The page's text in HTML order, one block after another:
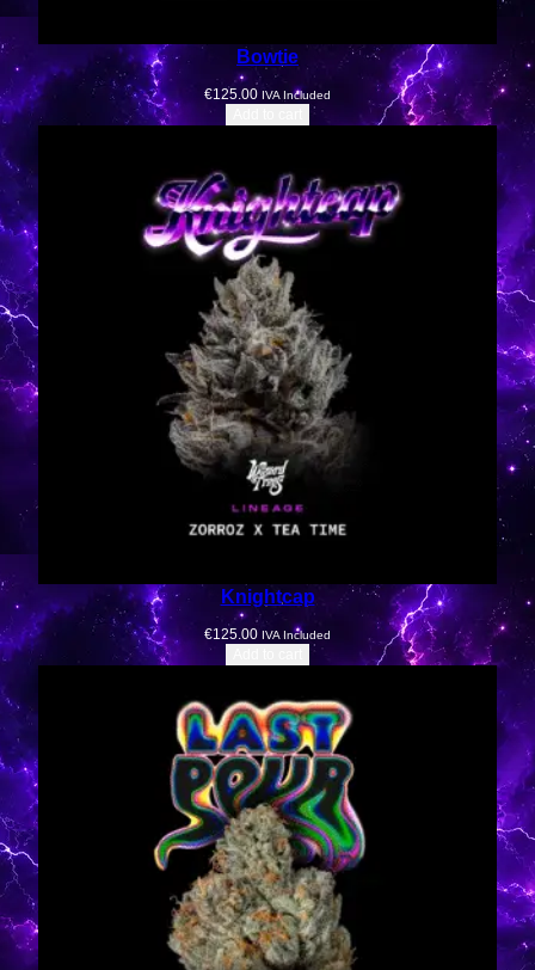
Bowtie
€125.00 IVA Included
Knightcap
€125.00 IVA Included